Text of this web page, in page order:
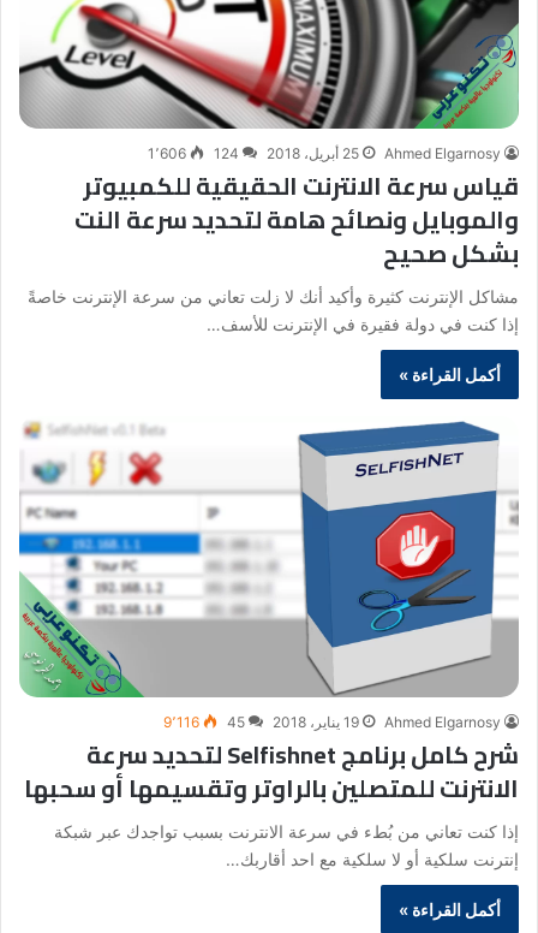
Ahmed Elgarnosy 25 أبريل، 2018 124 1٬606
قياس سرعة الانترنت الحقيقية للكمبيوتر
والموبايل ونصائح هامة لتحديد سرعة النت
بشكل صحيح
مشاكل الإنترنت كثيرة وأكيد أنك لا زلت تعاني من سرعة الإنترنت خاصةً
إذا كنت في دولة فقيرة في الإنترنت للأسف…
أكمل القراءة »
Ahmed Elgarnosy 19 يناير، 2018 45 9٬116
شرح كامل برنامج Selfishnet لتحديد سرعة
الانترنت للمتصلين بالراوتر وتقسيمها أو سحبها
إذا كنت تعاني من بُطء في سرعة الانترنت بسبب تواجدك عبر شبكة
إنترنت سلكية أو لا سلكية مع احد أقاربك…
أكمل القراءة »